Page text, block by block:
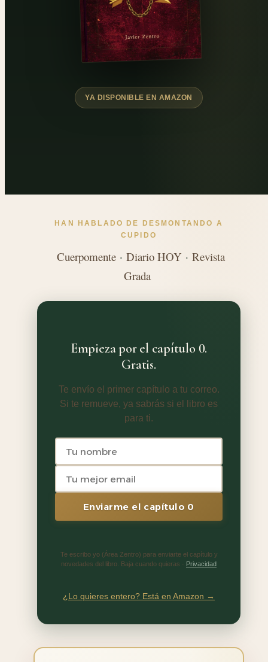
YA DISPONIBLE EN AMAZON
HAN HABLADO DE DESMONTANDO A
CUPIDO
Cuerpomente · Diario HOY · Revista
Grada
Empieza por el capítulo 0.
Gratis.
Te envío el primer capítulo a tu correo.
Si te remueve, ya sabrás si el libro es
para ti.
Enviarme el capítulo 0
Te escribo yo (Área Zentro) para enviarte el capítulo y
novedades del libro. Baja cuando quieras · Privacidad
¿Lo quieres entero? Está en Amazon →